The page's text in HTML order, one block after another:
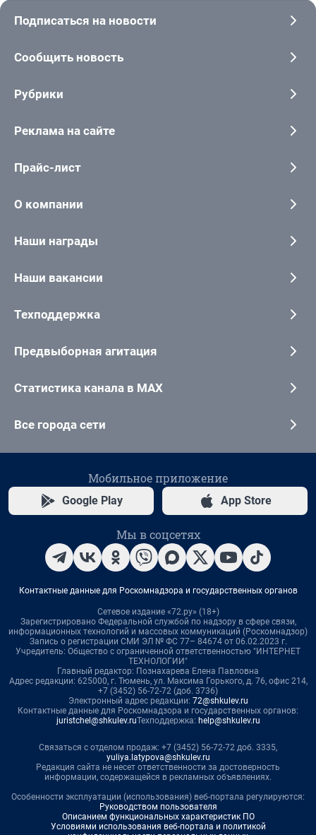
Подписаться на новости
Сообщить новость
Рубрики
Реклама на сайте
Прайс-лист
О компании
Наши награды
Наши вакансии
Техподдержка
Предвыборная агитация
Статистика канала в MAX
Все города сети
Мобильное приложение
Google Play App Store
Мы в соцсетях
Контактные данные для Роскомнадзора и государственных органов
Сетевое издание «72.ру» (18+)
Зарегистрировано Федеральной службой по надзору в сфере связи,
информационных технологий и массовых коммуникаций (Роскомнадзор)
Запись о регистрации СМИ ЭЛ № ФС 77– 84674 от 06.02.2023 г.
Учредитель: Общество с ограниченной ответственностью "ИНТЕРНЕТ
ТЕХНОЛОГИИ"
Главный редактор: Познахарева Елена Павловна
Адрес редакции: 625000, г. Тюмень, ул. Максима Горького, д. 76, офис 214,
+7 (3452) 56-72-72 (доб. 3736)
Электронный адрес редакции: 72@shkulev.ru
Контактные данные для Роскомнадзора и государственных органов:
juristchel@shkulev.ruТехподдержка: help@shkulev.ru
Связаться с отделом продаж: +7 (3452) 56-72-72 доб. 3335,
yuliya.latypova@shkulev.ru
Редакция сайта не несет ответственности за достоверность
информации, содержащейся в рекламных объявлениях.
Особенности эксплуатации (использования) веб-портала регулируются:
Руководством пользователя
Описанием функциональных характеристик ПО
Условиями использования веб-портала и политикой